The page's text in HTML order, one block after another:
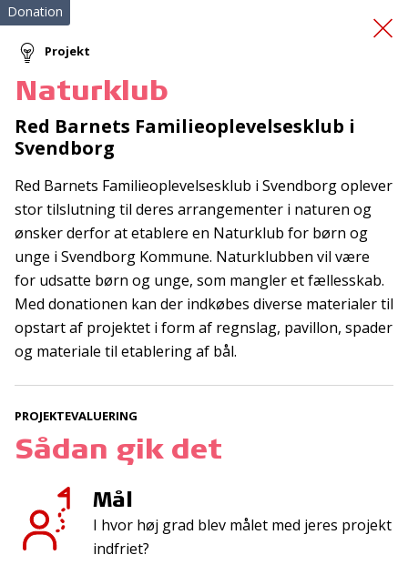
Køb af 5 stk.
redningsveste
Donation
Projekt
Naturklub
Red Barnets Familieoplevelsesklub i
Svendborg
Red Barnets Familieoplevelsesklub i Svendborg oplever
stor tilslutning til deres arrangementer i naturen og
ønsker derfor at etablere en Naturklub for børn og
unge i Svendborg Kommune. Naturklubben vil være
for udsatte børn og unge, som mangler et fællesskab.
Med donationen kan der indkøbes diverse materialer til
opstart af projektet i form af regnslag, pavillon, spader
og materiale til etablering af bål.
PROJEKTEVALUERING
Sådan gik det
Mål
I hvor høj grad blev målet med jeres projekt
indfriet?
Tilmeld nyhedsbrev
De seneste nyheder om TrygFondens og TryghedsGruppens
Tilmeld
Kontakt
TrygFonden
T:
45 26 08 00
Hummeltoftevej 49